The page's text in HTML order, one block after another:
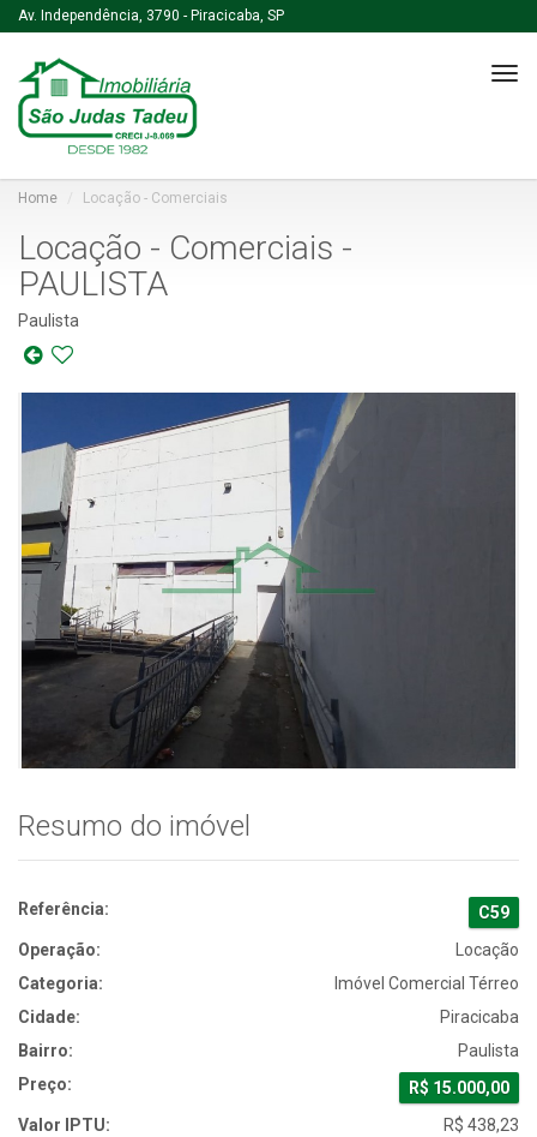
Av. Independência, 3790 - Piracicaba, SP
Home Locação - Comerciais
Locação - Comerciais -
PAULISTA
Paulista
Resumo do imóvel
Referência:
C59
Operação:
Locação
Categoria:
Imóvel Comercial Térreo
Cidade:
Piracicaba
Bairro:
Paulista
Preço:
R$ 15.000,00
Valor IPTU:
R$ 438,23